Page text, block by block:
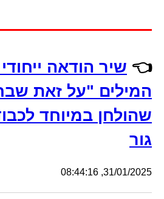
👈 שיר הודאה
המילים "על זאת
שהולחן במיוחד
גור
31/01/2025, 08:44:16